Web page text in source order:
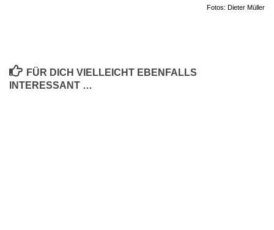
Fotos: Dieter Müller
FÜR DICH VIELLEICHT EBENFALLS
INTERESSANT …